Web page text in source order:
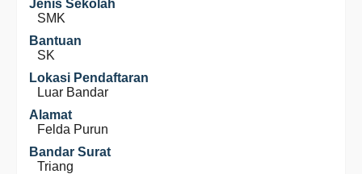
Jenis Sekolah
SMK
Bantuan
SK
Lokasi Pendaftaran
Luar Bandar
Alamat
Felda Purun
Bandar Surat
Triang